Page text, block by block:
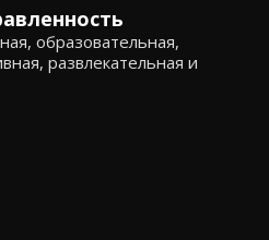
образовательная,
развлекательная и